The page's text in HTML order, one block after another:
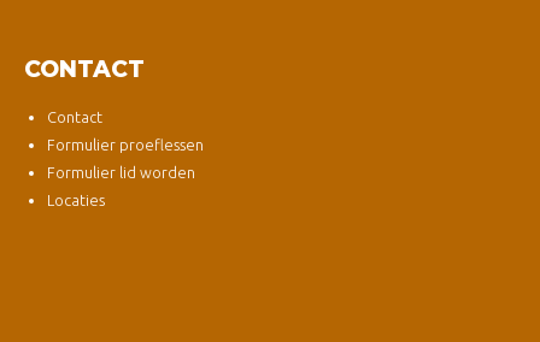
CONTACT
Contact
Formulier proeflessen
Formulier lid worden
Locaties